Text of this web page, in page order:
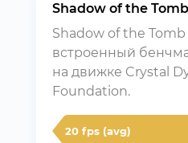
Shadow of the
Shadow of the
встроенный
на движке Crystal
Foundation.
20 fps (avg)